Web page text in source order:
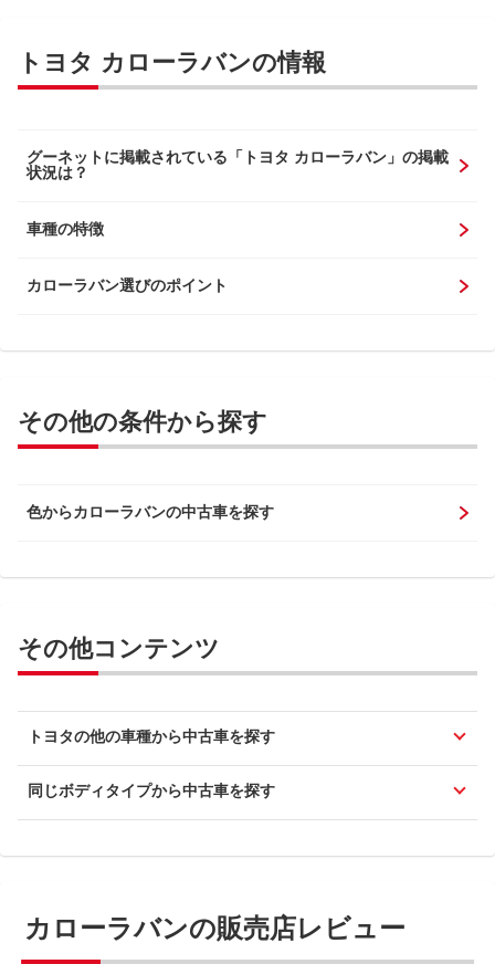
トヨタ カローラバンの情報
グーネットに掲載されている「トヨタ カローラバン」の掲載
状況は？
車種の特徴
カローラバン選びのポイント
その他の条件から探す
色からカローラバンの中古車を探す
その他コンテンツ
トヨタの他の車種から中古車を探す
同じボディタイプから中古車を探す
カローラバンの販売店レビュー